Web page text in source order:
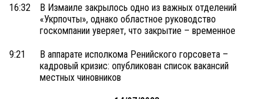
16:32
В Измаиле закрылось одно из важных отделений
«Укрпочты», однако областное руководство
госкомпании уверяет, что закрытие – временное
9:21
В аппарате исполкома Ренийского горсовета –
кадровый кризис: опубликован список вакансий
местных чиновников